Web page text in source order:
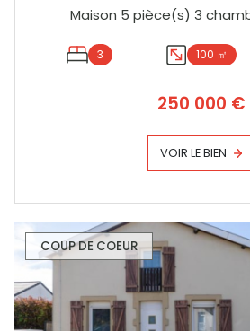
3 100 ㎡
250 000 €
VOIR LE BIEN
COUP DE COEUR